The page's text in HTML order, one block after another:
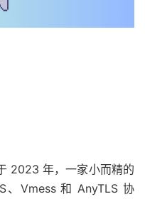
2023 年，一家小而精的
、Vmess 和 AnyTLS 协